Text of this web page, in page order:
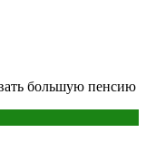
большую пенсию